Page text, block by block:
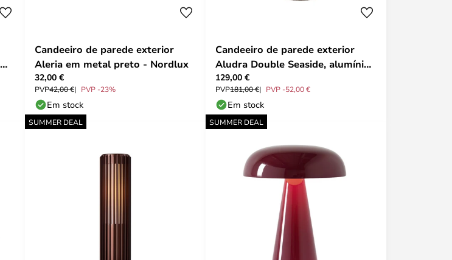
Candeeiro de parede exterior
Aleria em metal preto - Nordlux
32,00 €
PVP42,00 € PVP -23%
Em stock
Candeeiro de parede exterior
Aludra Double Seaside, alumínio,
castanho, 2
129,00 €
PVP181,00 € PVP -52,00 €
Em stock
SUMMER DEAL SUMMER DEAL